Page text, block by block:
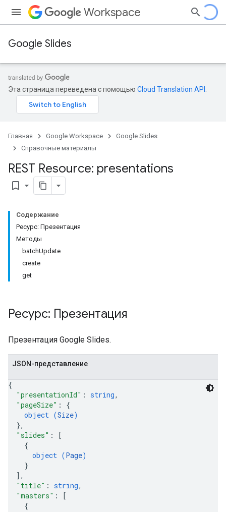
Workspace
Google Slides
Эта страница переведена с помощью Cloud Translation API
Главная Google Workspace
Google Slides
Справочные материалы
REST Resource: presentations
bookmark_border
Содержание
Ресурс: Презентация
Методы
batchUpdate
create
get
Ресурс: Презентация
Презентация Google Slides.
JSON-представление
{
"presentationId" : string,
"pageSize" : {
object (Size)
},
"slides" :
[
{
object (Page)
}
] ,
"title" : string,
"masters" :
[
{